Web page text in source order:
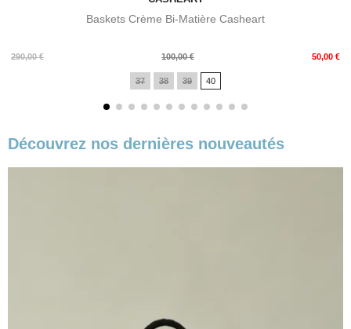
Baskets Crème Bi-Matière Casheart
290,00 €
Prix
100,00 € 50,00 €
Prix
37 38 39 40
Découvrez nos dernières nouveautés